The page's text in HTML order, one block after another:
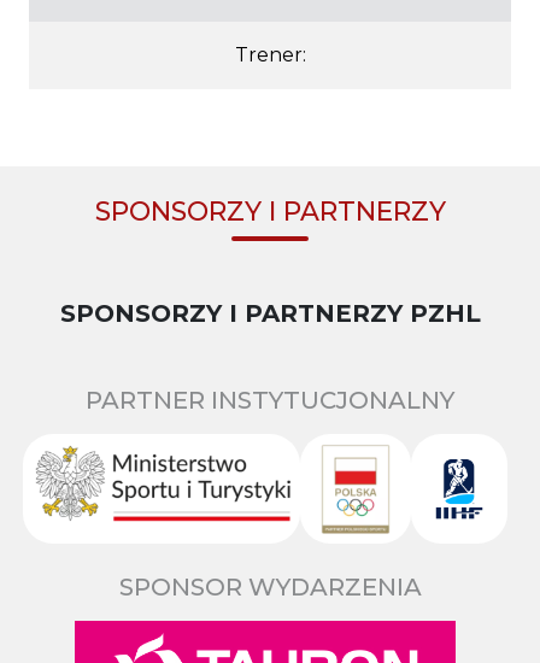
Trener:
SPONSORZY I PARTNERZY
SPONSORZY I PARTNERZY PZHL
PARTNER INSTYTUCJONALNY
SPONSOR WYDARZENIA